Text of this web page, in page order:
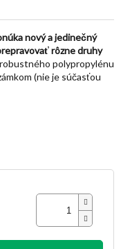
nový a jedinečný
rôzne druhy
polypropylénu
(nie je súčasťou